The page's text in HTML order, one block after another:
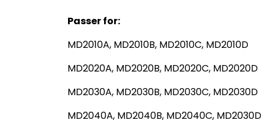
Passer for:
MD2010A, MD2010B, MD2010C, MD2010D
MD2020A, MD2020B, MD2020C, MD2020D
MD2030A, MD2030B, MD2030C, MD2030D
MD2040A, MD2040B, MD2040C, MD2030D